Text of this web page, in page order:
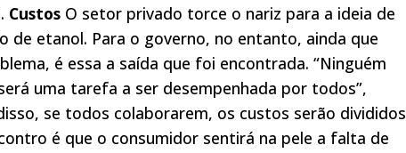
Custos O setor privado torce o nariz para a ideia de
etanol. Para o governo, no entanto, ainda que
é essa a saída que foi encontrada. “Ninguém
uma tarefa a ser desempenhada por todos”,
se todos colaborarem, os custos serão divididos
é que o consumidor sentirá na pele a falta de